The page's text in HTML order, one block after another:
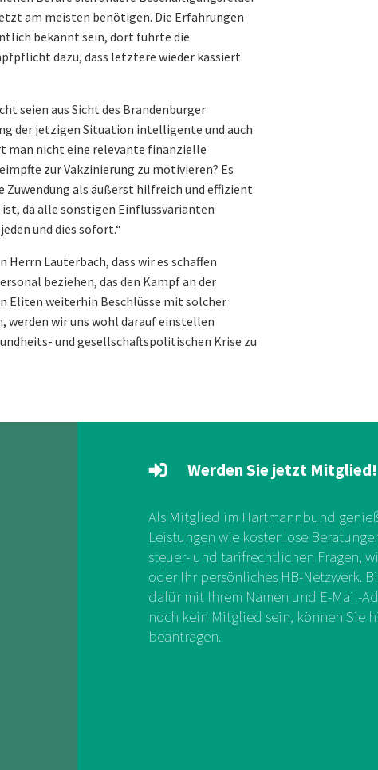
am meisten benötigen. Die Erfahrungen
bekannt sein, dort führte die
dazu, dass letztere wieder kassiert
seien aus Sicht des Brandenburger
der jetzigen Situation intelligente und auch
man nicht eine relevante finanzielle
zur Vakzinierung zu motivieren? Es
als äußerst hilfreich und effizient
da alle sonstigen Einflussvarianten
und dies sofort.“
Lauterbach, dass wir es schaffen
beziehen, das den Kampf an der
Eliten weiterhin Beschlüsse mit solcher
wir uns wohl darauf einstellen
und gesellschaftspolitischen Krise zu
Werden Sie jetzt Mitglied!
Als Mitglied im Hartmannbund
Leistungen wie kostenlose
steuer- und tarifrechtlichen Fragen,
oder Ihr persönliches HB-Netzwerk.
dafür mit Ihrem Namen und E-Mail-
noch kein Mitglied sein, können Sie
beantragen.